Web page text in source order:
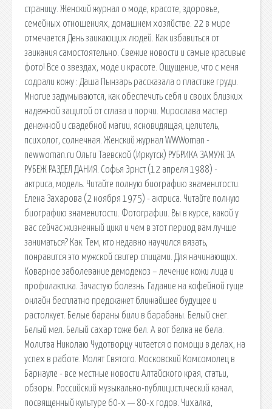
страницу. Женский журнал о моде, красоте, здоровье,
семейных отношениях, домашнем хозяйстве. 22 в мире
отмечается День заикающих людей. Как избавиться от
заикания самостоятельно. Свежие новости и самые красивые
фото! Все о звездах, моде и красоте. Ощущение, что с меня
содрали кожу : Даша Пынзарь рассказала о пластике груди.
Многие задумываются, как обеспечить себя и своих близких
надежной защитой от сглаза и порчи. Мирослава мастер
денежной и свадебной магии, ясновидящая, целитель,
психолог, солнечная. Женский журнал WWWoman -
newwoman.ru Ольги Таевской (Иркутск) РУБРИКА ЗАМУЖ ЗА
РУБЕЖ РАЗДЕЛ ДАНИЯ. Софья Эрнст (12 апреля 1988) -
актриса, модель. Читайте полную биографию знаменитости.
Елена Захарова (2 ноября 1975) - актриса. Читайте полную
биографию знаменитости. Фотографии. Вы в курсе, какой у
вас сейчас жизненный цикл и чем в этот период вам лучше
заниматься? Как. Тем, кто недавно научился вязать,
понравится это мужской свитер спицами. Для начинающих.
Коварное заболевание демодекоз – лечение кожи лица и
профилактика. Зачастую болезнь. Гадание на кофейной гуще
онлайн бесплатно предскажет ближайшее будущее и
растолкует. Белые бараны били в барабаны. Белый снег.
Белый мел. Белый сахар тоже бел. А вот белка не бела.
Молитва Николаю Чудотворцу читается о помощи в делах, на
успех в работе. Молят Святого. Московский Комсомолец в
Барнауле - все местные новости Алтайского края, статьи,
обзоры. Российский музыкально-публицистический канал,
посвященный культуре 60-х — 80-х годов. Чихалка,